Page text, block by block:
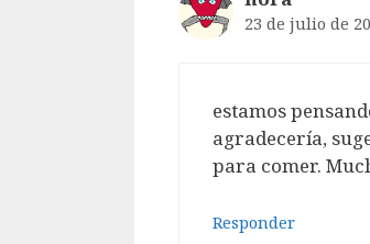
23 de julio de
estamos
agradecería,
para comer.
Responder